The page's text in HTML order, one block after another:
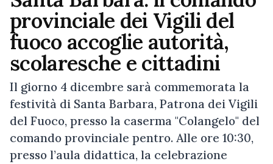
provinciale dei Vigili del
fuoco accoglie autorità,
scolaresche e cittadini
Il giorno 4 dicembre sarà commemorata la
festività di Santa Barbara, Patrona dei Vigili
del Fuoco, presso la caserma "Colangelo" del
comando provinciale pentro. Alle ore 10:30,
presso l’aula didattica, la celebrazione